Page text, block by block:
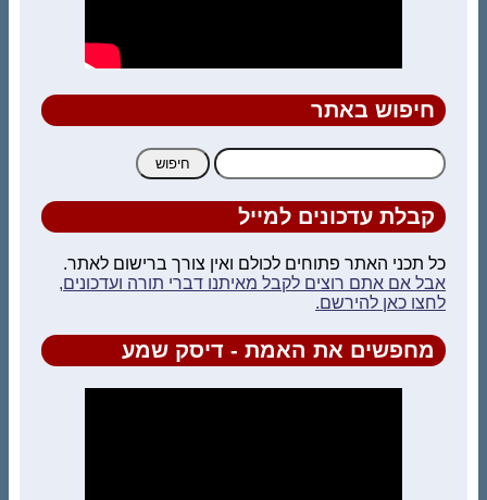
חיפוש באתר
חיפוש:
קבלת עדכונים למייל
כל תכני האתר פתוחים לכולם ואין צורך ברישום לאתר.
אבל אם אתם רוצים לקבל מאיתנו דברי תורה ועדכונים,
לחצו כאן להירשם.
מחפשים את האמת - דיסק שמע